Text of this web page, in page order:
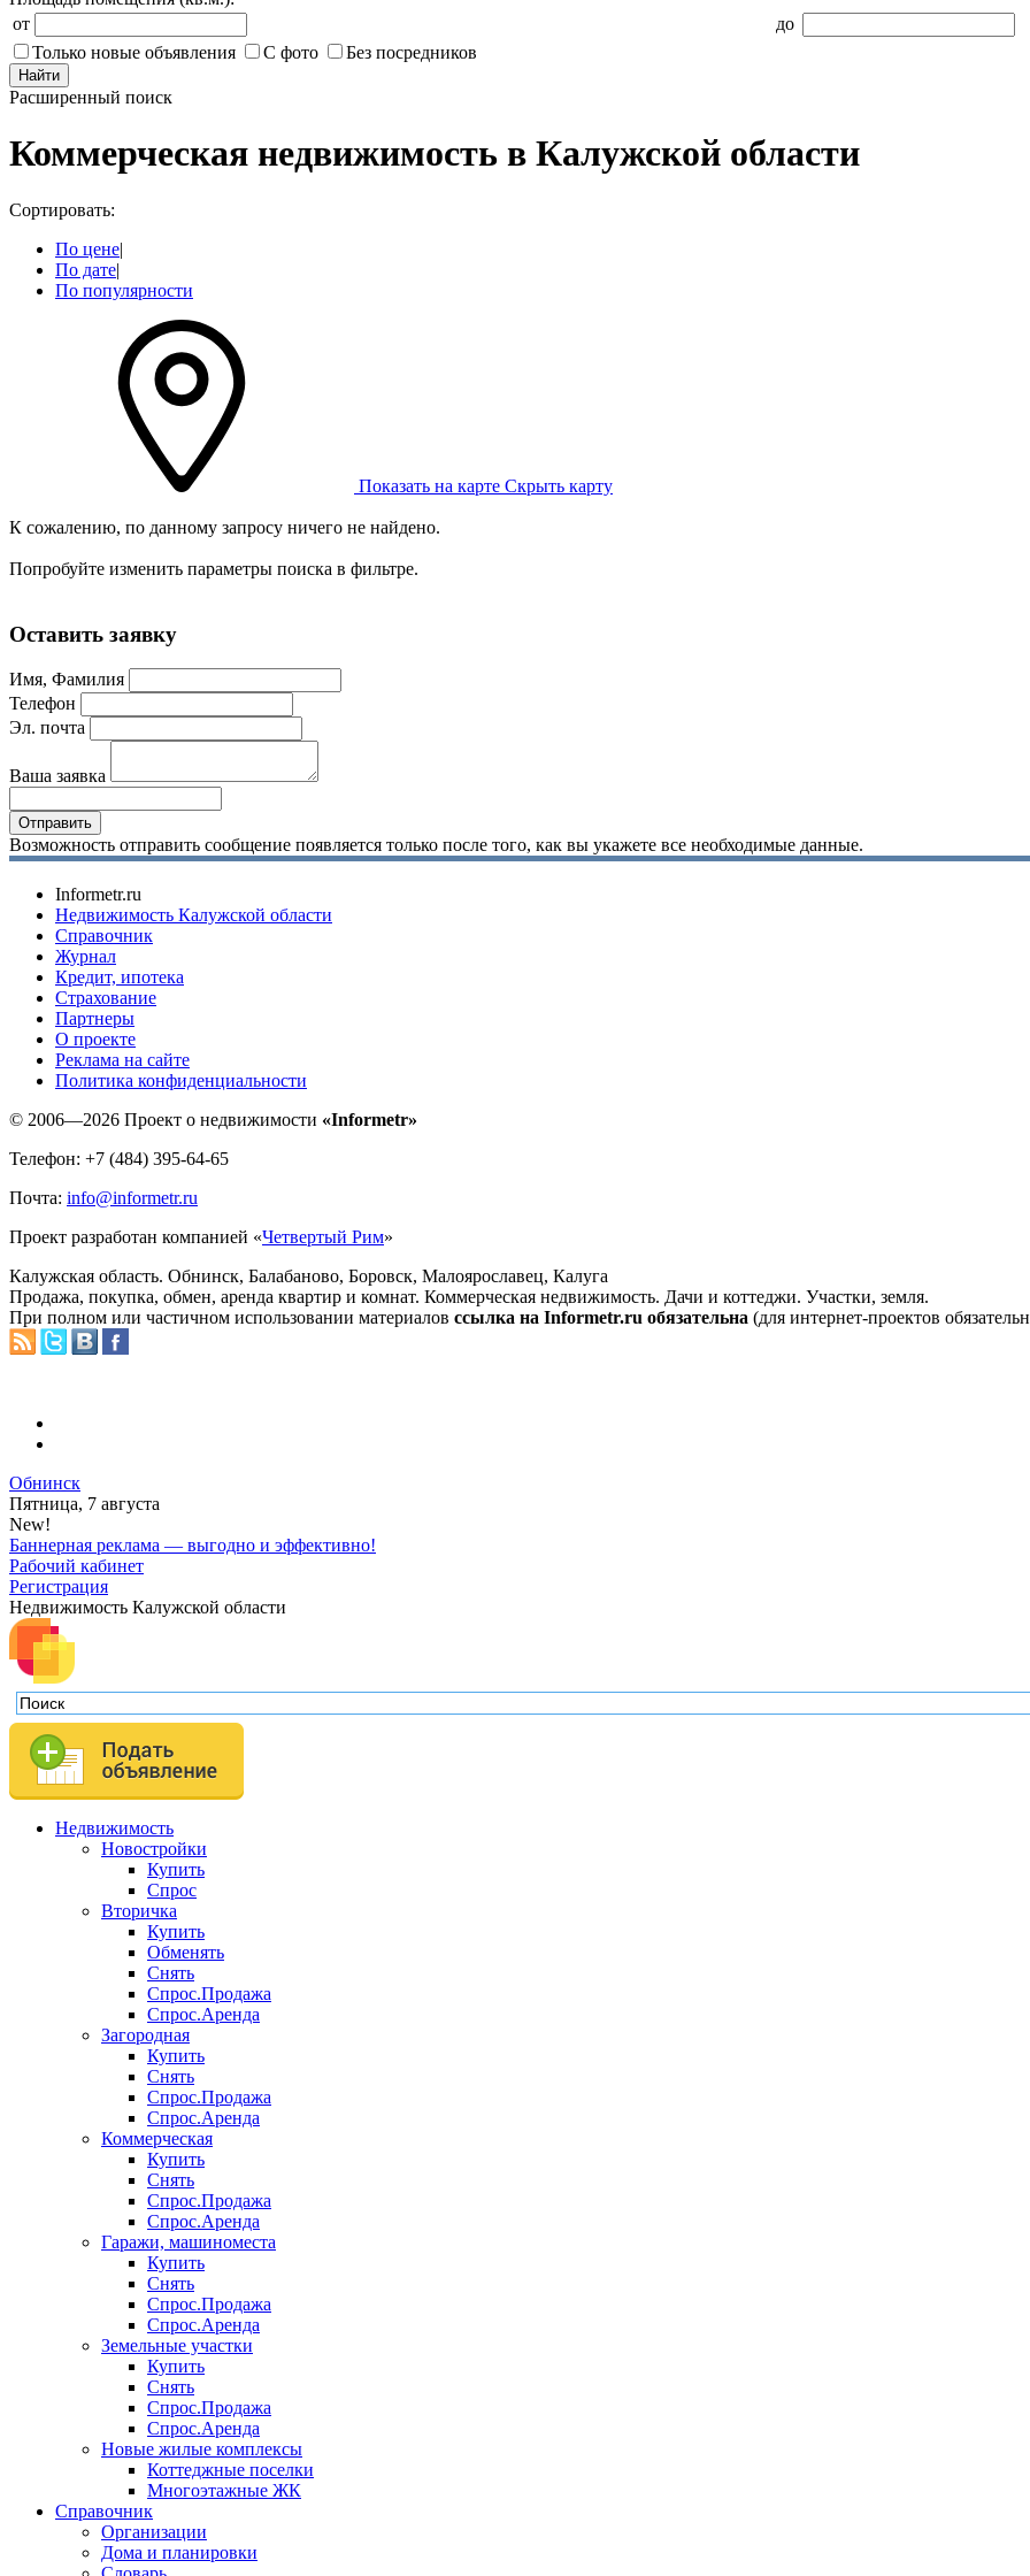
от
до
Только новые объявления
С фото Без посредников
Найти
Расширенный поиск
Коммерческая недвижимость в Калужской области
Сортировать:
По цене|
По дате|
По популярности
Показать на карте Скрыть карту
К сожалению, по данному запросу ничего не найдено.
Попробуйте изменить параметры поиска в фильтре.
Оставить заявку
Имя, Фамилия
Телефон
Эл. почта
Ваша заявка
Возможность отправить сообщение появляется только после того, как вы укажете все необходимые данные.
Informetr.ru
Недвижимость Калужской области
Справочник
Журнал
Кредит, ипотека
Страхование
Партнеры
O проекте
Реклама на сайте
Политика конфиденциальности
© 2006—2026 Проект о недвижимости «Informetr»
Телефон: +7 (484) 395-64-65
Почта: info@informetr.ru
Проект разработан компанией «Четвертый Рим»
Калужская область. Обнинск, Балабаново, Боровск, Малоярославец, Калуга
Продажа, покупка, обмен, аренда квартир и комнат. Коммерческая недвижимость. Дачи и коттеджи. Участки, земля.
При полном или частичном использовании материалов ссылка на Informetr.ru обязательна (для интернет-проектов
Обнинск
Пятница, 7 августа
New!
Баннерная реклама — выгодно и эффективно!
Рабочий кабинет
Регистрация
Недвижимость Калужской области
Недвижимость
Новостройки
Купить
Спрос
Вторичка
Купить
Обменять
Снять
Спрос.Продажа
Спрос.Аренда
Загородная
Купить
Снять
Спрос.Продажа
Спрос.Аренда
Коммерческая
Купить
Снять
Спрос.Продажа
Спрос.Аренда
Гаражи, машиноместа
Купить
Снять
Спрос.Продажа
Спрос.Аренда
Земельные участки
Купить
Снять
Спрос.Продажа
Спрос.Аренда
Новые жилые комплексы
Коттеджные поселки
Многоэтажные ЖК
Справочник
Организации
Дома и планировки